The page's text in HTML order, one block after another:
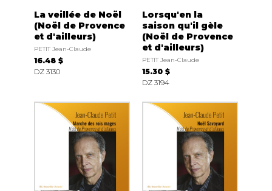
La veillée de Noël
(Noël de Provence
et d'ailleurs)
PETIT Jean-Claude
16.48 $
DZ 3130
Lorsqu'en la
saison qu'il gèle
(Noël de Provence
et d'ailleurs)
PETIT Jean-Claude
15.30 $
DZ 3194